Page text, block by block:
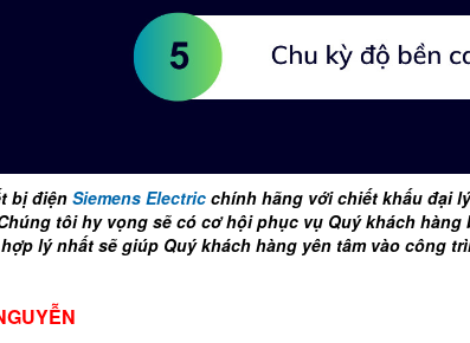
bị điện Siemens Electric chính hãng với chiết khấu đại
tôi hy vọng sẽ có cơ hội phục vụ Quý khách
lý nhất sẽ giúp Quý khách hàng yên tâm vào công